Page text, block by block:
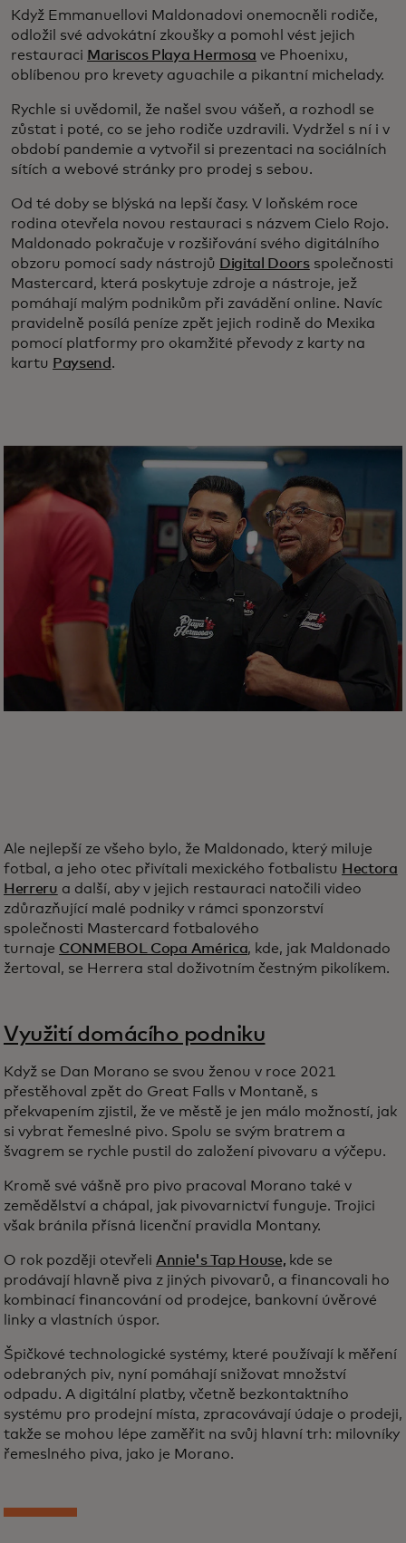
Když Emmanuellovi Maldonadovi onemocněli rodiče,
odložil své advokátní zkoušky a pomohl vést jejich
restauraci Mariscos Playa Hermosa ve Phoenixu,
oblíbenou pro krevety aguachile a pikantní michelady.
Rychle si uvědomil, že našel svou vášeň, a rozhodl se
zůstat i poté, co se jeho rodiče uzdravili. Vydržel s ní i v
období pandemie a vytvořil si prezentaci na sociálních
sítích a webové stránky pro prodej s sebou.
Od té doby se blýská na lepší časy. V loňském roce
rodina otevřela novou restauraci s názvem Cielo Rojo.
Maldonado pokračuje v rozšiřování svého digitálního
obzoru pomocí sady nástrojů Digital Doorsspolečnosti
Mastercard, která poskytuje zdroje a nástroje, jež
pomáhají malým podnikům při zavádění online. Navíc
pravidelně posílá peníze zpět jejich rodině do Mexika
pomocí platformy pro okamžité převody z karty na
kartu Paysend .
Ale nejlepší ze všeho bylo, že Maldonado, který miluje
fotbal, a jeho otec přivítali mexického fotbalistu Hectora
Herreru a další, aby v jejich restauraci natočili video
zdůrazňující malé podniky v rámci sponzorství
společnosti Mastercard fotbalového
turnaje CONMEBOL Copa América, kde, jak Maldonado
žertoval, se Herrera stal doživotním čestným pikolíkem.
Využití domácího podniku
Když se Dan Morano se svou ženou v roce 2021
přestěhoval zpět do Great Falls v Montaně, s
překvapením zjistil, že ve městě je jen málo možností, jak
si vybrat řemeslné pivo. Spolu se svým bratrem a
švagrem se rychle pustil do založení pivovaru a výčepu.
Kromě své vášně pro pivo pracoval Morano také v
zemědělství a chápal, jak pivovarnictví funguje. Trojici
však bránila přísná licenční pravidla Montany.
O rok později otevřeli Annie's Tap House, kde se
prodávají hlavně piva z jiných pivovarů, a financovali ho
kombinací financování od prodejce, bankovní úvěrové
linky a vlastních úspor.
Špičkové technologické systémy, které používají k měření
odebraných piv, nyní pomáhají snižovat množství
odpadu. A digitální platby, včetně bezkontaktního
systému pro prodejní místa, zpracovávají údaje o prodeji,
takže se mohou lépe zaměřit na svůj hlavní trh: milovníky
řemeslného piva, jako je Morano.